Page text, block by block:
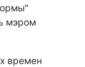
мэром
времен